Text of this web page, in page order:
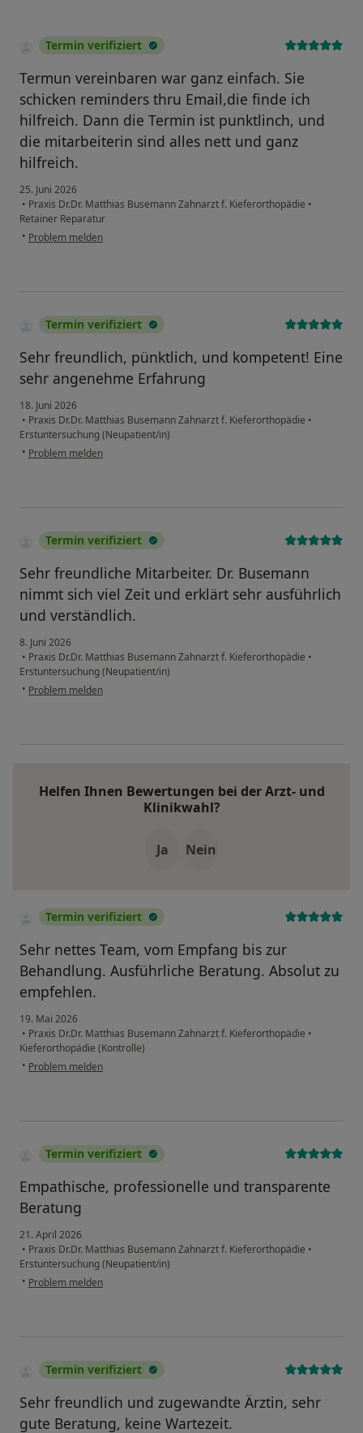
Termin verifiziert
Termun vereinbaren war ganz einfach. Sie
schicken reminders thru Email,die finde ich
hilfreich. Dann die Termin ist punktlinch, und
die mitarbeiterin sind alles nett und ganz
hilfreich.
25. Juni 2026
• Praxis Dr.Dr. Matthias Busemann Zahnarzt f. Kieferorthopädie •
Retainer Reparatur
• Problem melden
Termin verifiziert
Sehr freundlich, pünktlich, und kompetent! Eine
sehr angenehme Erfahrung
18. Juni 2026
• Praxis Dr.Dr. Matthias Busemann Zahnarzt f. Kieferorthopädie •
Erstuntersuchung (Neupatient/in)
• Problem melden
Termin verifiziert
Sehr freundliche Mitarbeiter. Dr. Busemann
nimmt sich viel Zeit und erklärt sehr ausführlich
und verständlich.
8. Juni 2026
• Praxis Dr.Dr. Matthias Busemann Zahnarzt f. Kieferorthopädie •
Erstuntersuchung (Neupatient/in)
• Problem melden
Helfen Ihnen Bewertungen bei der Arzt- und
Klinikwahl?
Ja Nein
Termin verifiziert
Sehr nettes Team, vom Empfang bis zur
Behandlung. Ausführliche Beratung. Absolut zu
empfehlen.
19. Mai 2026
• Praxis Dr.Dr. Matthias Busemann Zahnarzt f. Kieferorthopädie •
Kieferorthopädie (Kontrolle)
• Problem melden
Termin verifiziert
Empathische, professionelle und transparente
Beratung
21. April 2026
• Praxis Dr.Dr. Matthias Busemann Zahnarzt f. Kieferorthopädie •
Erstuntersuchung (Neupatient/in)
• Problem melden
Termin verifiziert
Sehr freundlich und zugewandte Ärztin, sehr
gute Beratung, keine Wartezeit.